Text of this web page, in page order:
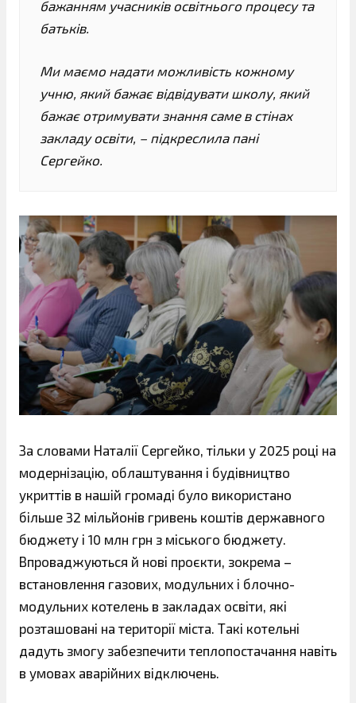
бажанням учасників освітнього процесу та
батьків.
Ми маємо надати можливість кожному
учню, який бажає відвідувати школу, який
бажає отримувати знання саме в стінах
закладу освіти, – підкреслила пані
Сергейко.
За словами Наталії Сергейко, тільки у 2025 році на
модернізацію, облаштування і будівництво
укриттів в нашій громаді було використано
більше 32 мільйонів гривень коштів державного
бюджету і 10 млн грн з міського бюджету.
Впроваджуються й нові проєкти, зокрема –
встановлення газових, модульних і блочно-
модульних котелень в закладах освіти, які
розташовані на території міста. Такі котельні
дадуть змогу забезпечити теплопостачання навіть
в умовах аварійних відключень.